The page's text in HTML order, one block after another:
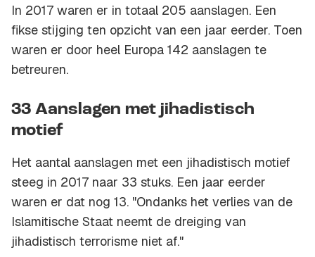
In 2017 waren er in totaal 205 aanslagen. Een
fikse stijging ten opzicht van een jaar eerder. Toen
waren er door heel Europa 142 aanslagen te
betreuren.
33 Aanslagen met jihadistisch
motief
Het aantal aanslagen met een jihadistisch motief
steeg in 2017 naar 33 stuks. Een jaar eerder
waren er dat nog 13. "Ondanks het verlies van de
Islamitische Staat neemt de dreiging van
jihadistisch terrorisme niet af."